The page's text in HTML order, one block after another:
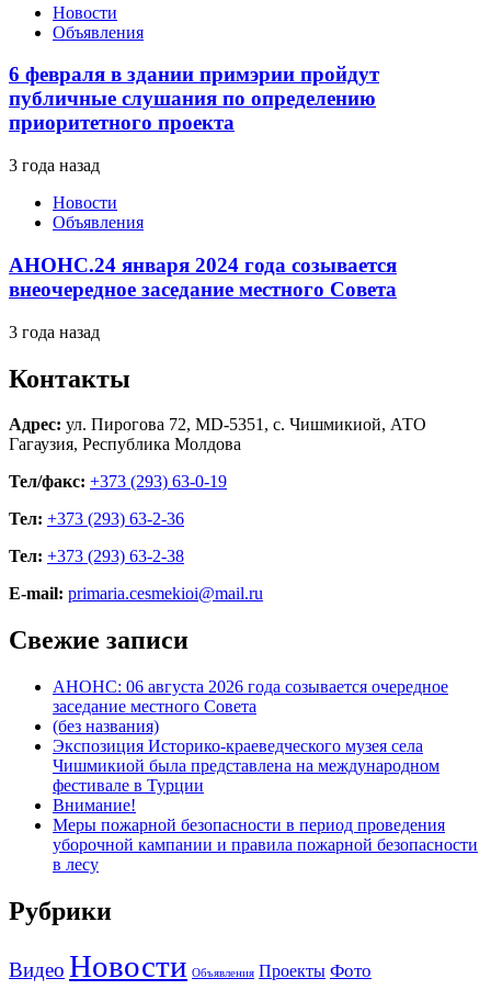
Новости
Объявления
6 февраля в здании примэрии пройдут
публичные слушания по определению
приоритетного проекта
3 года назад
Новости
Объявления
АНОНС.24 января 2024 года созывается
внеочередное заседание местного Совета
3 года назад
Контакты
Адрес: ул. Пирогова 72, MD-5351, с. Чишмикиой, АТО
Гагаузия, Республика Молдова
Тел/факс: +373 (293) 63-0-19
Тел: +373 (293) 63-2-36
Тел: +373 (293) 63-2-38
E-mail: primaria.cesmekioi@mail.ru
Свежие записи
АНОНС: 06 августа 2026 года созывается очередное
заседание местного Совета
(без названия)
Экспозиция Историко-краеведческого музея села
Чишмикиой была представлена на международном
фестивале в Турции
Внимание!
Меры пожарной безопасности в период проведения
уборочной кампании и правила пожарной безопасности
в лесу
Рубрики
Видео Новости Объявления Проекты Фото